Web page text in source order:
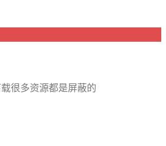
很多资源都是屏蔽的